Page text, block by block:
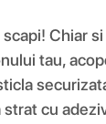
Chiar
tau,
cu